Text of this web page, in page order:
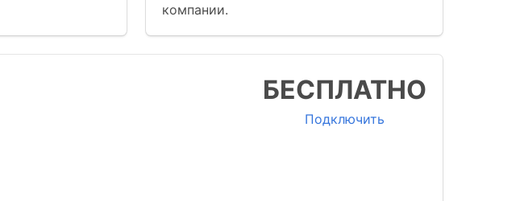
компании.
БЕСПЛАТНО
Подключить